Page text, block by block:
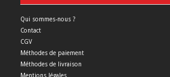
Qui sommes-nous ?
Contact
CGV
Méthodes de paiement
Méthodes de livraison
Mentions légales